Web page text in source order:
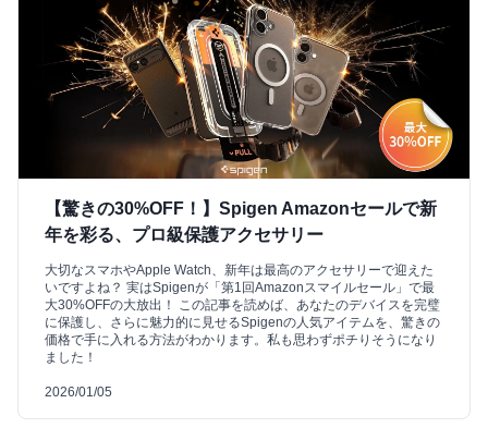
【驚きの30%OFF！】Spigen Amazonセールで新
年を彩る、プロ級保護アクセサリー
大切なスマホやApple Watch、新年は最高のアクセサリーで迎えた
いですよね？ 実はSpigenが「第1回Amazonスマイルセール」で最
大30%OFFの大放出！ この記事を読めば、あなたのデバイスを完璧
に保護し、さらに魅力的に見せるSpigenの人気アイテムを、驚きの
価格で手に入れる方法がわかります。私も思わずポチりそうになり
ました！
2026/01/05